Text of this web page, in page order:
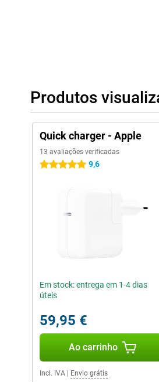
Produtos
Quick charger - Apple
13 avaliações verificadas
5 estrelas 9,6
Em stock: entrega em 1-4 dias
úteis
59,95 €
Ao carrinho
Incl. IVA Envio grátis